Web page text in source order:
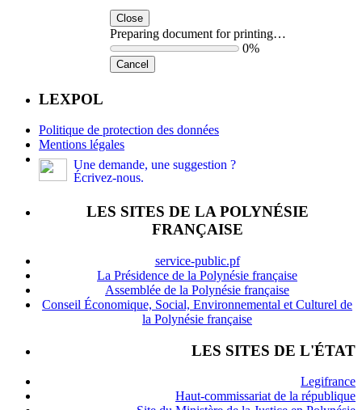
Close
Preparing document for printing…
0%
Cancel
LEXPOL
Politique de protection des données
Mentions légales
Une demande, une suggestion ?
Écrivez-nous.
LES SITES DE LA POLYNÉSIE
FRANÇAISE
service-public.pf
La Présidence de la Polynésie française
Assemblée de la Polynésie française
Conseil Économique, Social, Environnemental et Culturel de
la Polynésie française
LES SITES DE L'ÉTAT
Legifrance
Haut-commissariat de la république